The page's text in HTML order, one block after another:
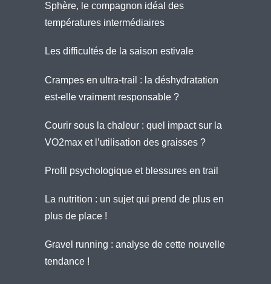
Sphère, le compagnon idéal des
températures intermédiaires
Les difficultés de la saison estivale
Crampes en ultra-trail : la déshydratation
est-elle vraiment responsable ?
Courir sous la chaleur : quel impact sur la
VO2max et l’utilisation des graisses ?
Profil psychologique et blessures en trail
La nutrition : un sujet qui prend de plus en
plus de place !
Gravel running : analyse de cette nouvelle
tendance !